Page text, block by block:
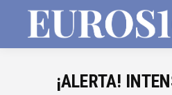
¡ALERTA!